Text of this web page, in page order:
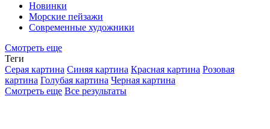
Новинки
Морские пейзажи
Современные художники
Смотреть еще
Теги
Серая картина Синяя картина Красная картина Розовая
картина Голубая картина Черная картина
Смотреть еще Все результаты